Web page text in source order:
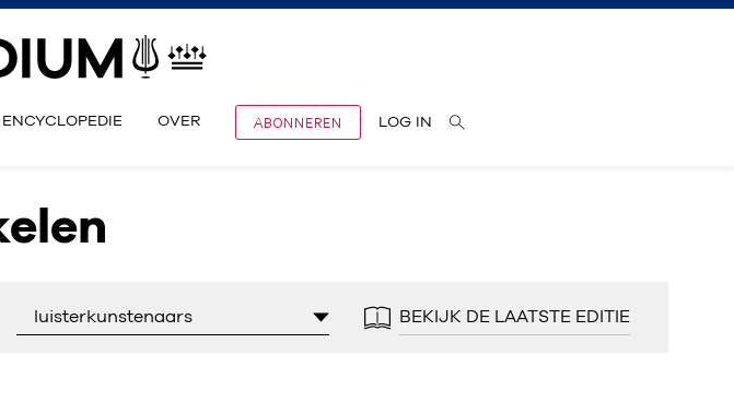
ENCYCLOPEDIE OVER ABONNEREN LOG IN
luisterkunstenaars BEKIJK DE LAATSTE EDITIE